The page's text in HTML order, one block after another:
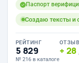
Паспорт
Создаю тексты и
РЕЙТИНГ
5 829
№ 216 в каталоге
28